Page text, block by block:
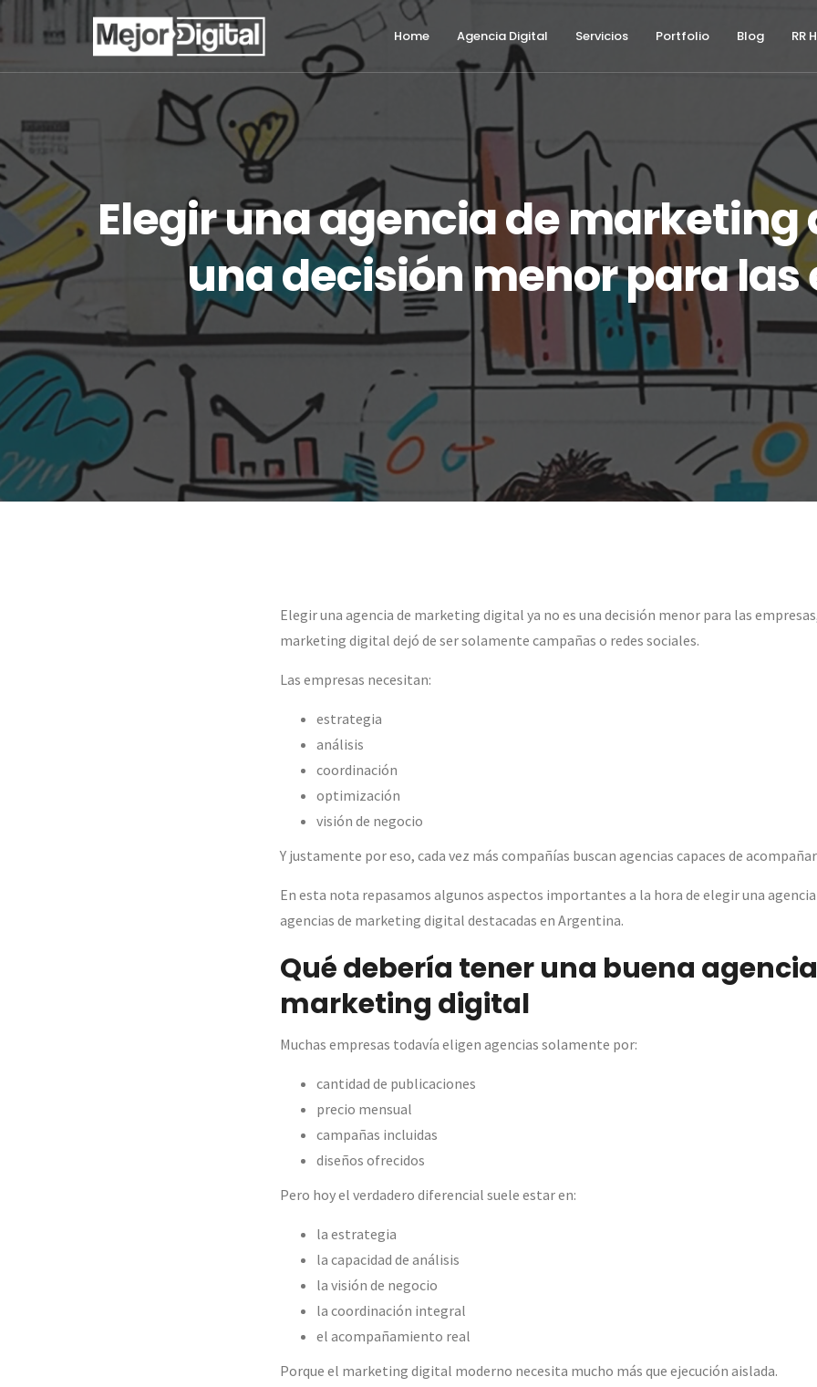
Home Agencia Digital Servicios Portfolio Blog RR
Elegir una agencia de marketing
una decisión menor para las
Elegir una agencia de marketing digital ya no es una decisión menor para las
marketing digital dejó de ser solamente campañas o redes sociales.
Las empresas necesitan:
estrategia
análisis
coordinación
optimización
visión de negocio
Y justamente por eso, cada vez más compañías buscan agencias capaces de
En esta nota repasamos algunos aspectos importantes a la hora de elegir una
agencias de marketing digital destacadas en Argentina.
Qué debería tener una buena
marketing digital
Muchas empresas todavía eligen agencias solamente por:
cantidad de publicaciones
precio mensual
campañas incluidas
diseños ofrecidos
Pero hoy el verdadero diferencial suele estar en:
la estrategia
la capacidad de análisis
la visión de negocio
la coordinación integral
el acompañamiento real
Porque el marketing digital moderno necesita mucho más que ejecución aislada.